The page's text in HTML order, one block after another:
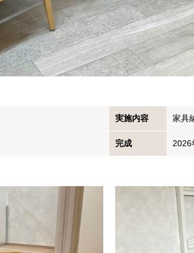
実施内容 家具
完成 2026